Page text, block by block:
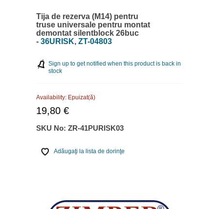
Tija de rezerva (M14) pentru
truse universale pentru montat
demontat silentblock 26buc
- 36URISK, ZT-04803
Sign up to get notified when this product is back in
stock
Availability: Epuizat(ă)
19,80 €
SKU No: ZR-41PURISK03
Adăugaţi la lista de dorinţe